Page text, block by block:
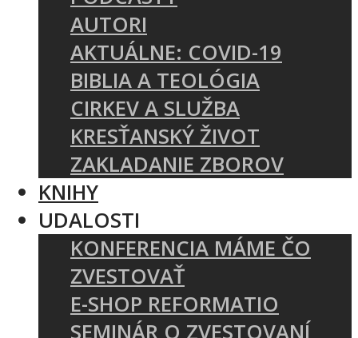
AUTORI
AKTUÁLNE: COVID-19
BIBLIA A TEOLÓGIA
CIRKEV A SLUŽBA
KRESŤANSKÝ ŽIVOT
ZAKLADANIE ZBOROV
KNIHY
UDALOSTI
KONFERENCIA MÁME ČO
ZVESTOVAŤ
E-SHOP REFORMATIO
SEMINÁR O ZVESTOVANÍ